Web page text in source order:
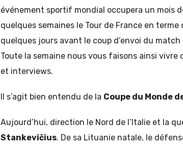
événement sportif mondial occupera un mois
quelques semaines le Tour de France en
quelques jours avant le coup d’envoi du
Toute la semaine nous vous faisons ainsi
et interviews.
Il s’agit bien entendu de la Coupe du Monde
Aujourd’hui, direction le Nord de l’Italie et la
Stankevičius. De sa Lituanie natale, le